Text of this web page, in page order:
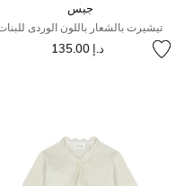
جيس
تيشيرت بالشعار باللون الوردى
د.إ 135.00